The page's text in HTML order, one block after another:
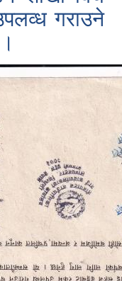
गराउने